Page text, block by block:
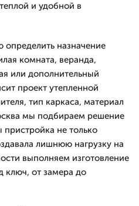
и удобной в
назначение
комната, веранда,
или дополнительный
проект утепленной
тип каркаса, материал
мы подбираем решение
не только
лишнюю нагрузку на
выполняем изготовление
ключ, от замера до